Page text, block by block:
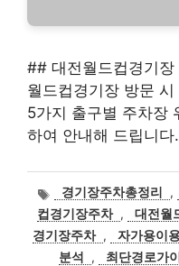
## 대전월드컵경기장
월드컵경기장 방문
5가지 출구별 주차장
하여 안내해 드립니다.
태
그
경기장주차총정리 ,
컵경기장주차 , 대전월
경기장주차 , 자가용이
분석
, 최단경로가